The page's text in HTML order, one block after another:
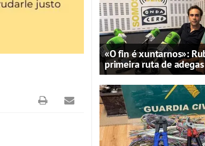
«O fin é xuntarnos»:
primeira ruta de adegas